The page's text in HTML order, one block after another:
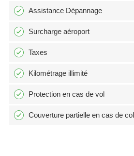
Assistance Dépannage
Surcharge aéroport
Taxes
Kilométrage illimité
Protection en cas de vol
Couverture partielle en cas de